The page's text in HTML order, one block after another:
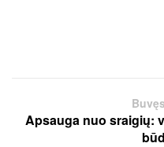
Apsauga nuo sraigių: